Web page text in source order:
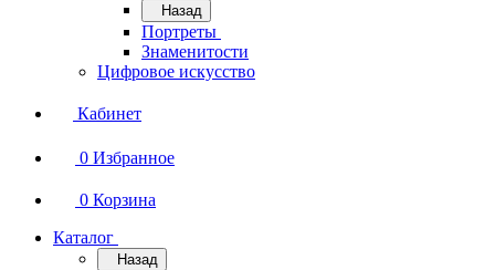
Назад
Портреты
Знаменитости
Цифровое искусство
Кабинет
0 Избранное
0 Корзина
Каталог
Назад